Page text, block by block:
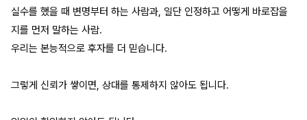
실수를 했을 때 변명부터 하는 사람과, 일단 인정하고 어떻게 바로잡을
지를 먼저 말하는 사람.
우리는 본능적으로 후자를 더 믿습니다.
그렇게 신뢰가 쌓이면, 상대를 통제하지 않아도 됩니다.